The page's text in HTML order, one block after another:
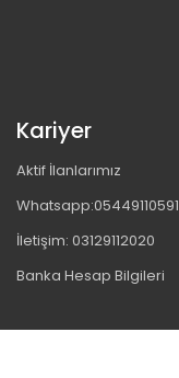
Kariyer
Aktif İlanlarımız
Whatsapp:05449110591
İletişim: 03129112020
Banka Hesap Bilgileri